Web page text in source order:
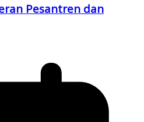
Pesantren dan